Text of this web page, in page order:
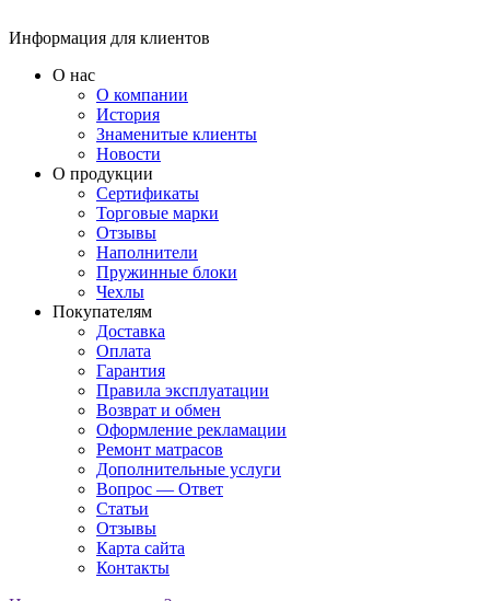
Информация для клиентов
О нас
О компании
История
Знаменитые клиенты
Новости
О продукции
Сертификаты
Торговые марки
Отзывы
Наполнители
Пружинные блоки
Чехлы
Покупателям
Доставка
Оплата
Гарантия
Правила эксплуатации
Возврат и обмен
Оформление рекламации
Ремонт матрасов
Дополнительные услуги
Вопрос — Ответ
Статьи
Отзывы
Карта сайта
Контакты